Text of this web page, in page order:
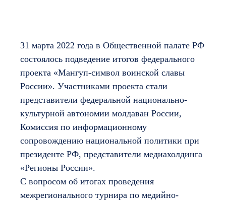
31 марта 2022 года в Общественной палате РФ
состоялось подведение итогов федерального
проекта «Мангуп-символ воинской славы
России». Участниками проекта стали
представители федеральной национально-
культурной автономии молдаван России,
Комиссия по информационному
сопровождению национальной политики при
президенте РФ, представители медиахолдинга
«Регионы России».
С вопросом об итогах проведения
межрегионального турнира по медийно-